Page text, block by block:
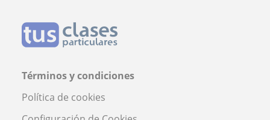
Términos y condiciones
Política de cookies